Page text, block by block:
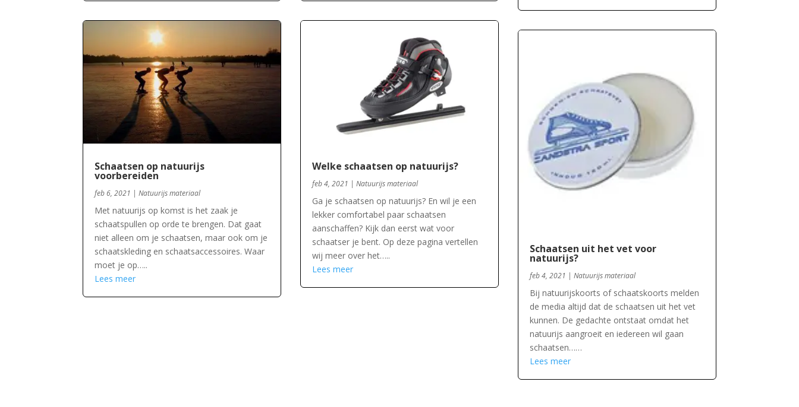
Schaatsen op natuurijs
voorbereiden
feb 6, 2021 |Natuurijs materiaal
Met natuurijs op komst is het zaak je
schaatspullen op orde te brengen. Dat gaat
niet alleen om je schaatsen, maar ook om je
schaatskleding en schaatsaccessoires. Waar
moet je op…..
Lees meer
Welke schaatsen op natuurijs?
feb 4, 2021 |Natuurijs materiaal
Ga je schaatsen op natuurijs? En wil je een
lekker comfortabel paar schaatsen
aanschaffen? Kijk dan eerst wat voor
schaatser je bent. Op deze pagina vertellen
wij meer over het…..
Lees meer
Schaatsen uit het vet voor
natuurijs?
feb 4, 2021 | Natuurijs materiaal
Bij natuurijskoorts of schaatskoorts melden
de media altijd dat de schaatsen uit het vet
kunnen. De gedachte ontstaat omdat het
natuurijs aangroeit en iedereen wil gaan
schaatsen……
Lees meer